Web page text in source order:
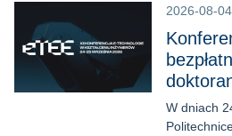
2026-08-04
W dniach